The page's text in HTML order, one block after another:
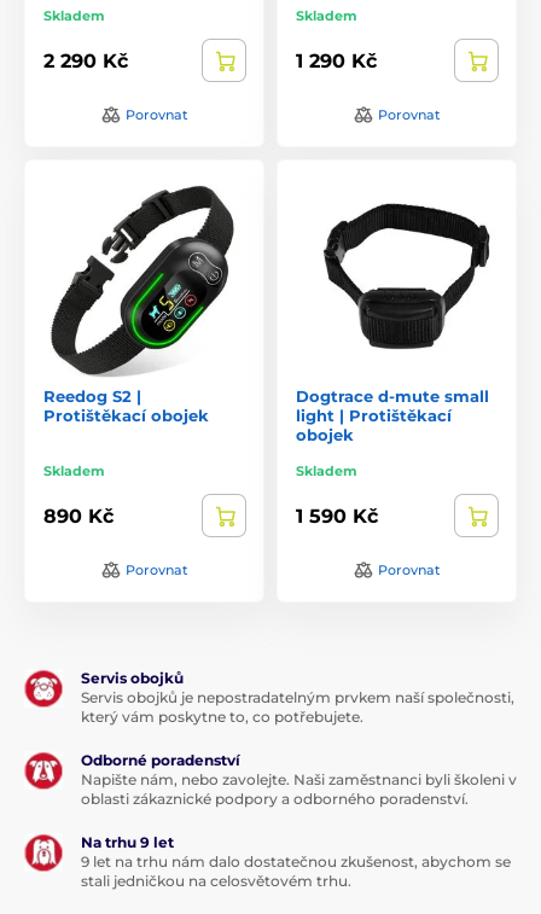
Skladem
2 290 Kč
Porovnat
Skladem
1 290 Kč
Porovnat
Reedog S2 |
Protištěkací obojek
Skladem
890 Kč
Porovnat
Dogtrace d-mute small
light | Protištěkací
obojek
Skladem
1 590 Kč
Porovnat
Servis obojků
Servis obojků je nepostradatelným prvkem naší společnosti,
který vám poskytne to, co potřebujete.
Odborné poradenství
Napište nám, nebo zavolejte. Naši zaměstnanci byli školeni v
oblasti zákaznické podpory a odborného poradenství.
Na trhu 9 let
9 let na trhu nám dalo dostatečnou zkušenost, abychom se
stali jedničkou na celosvětovém trhu.